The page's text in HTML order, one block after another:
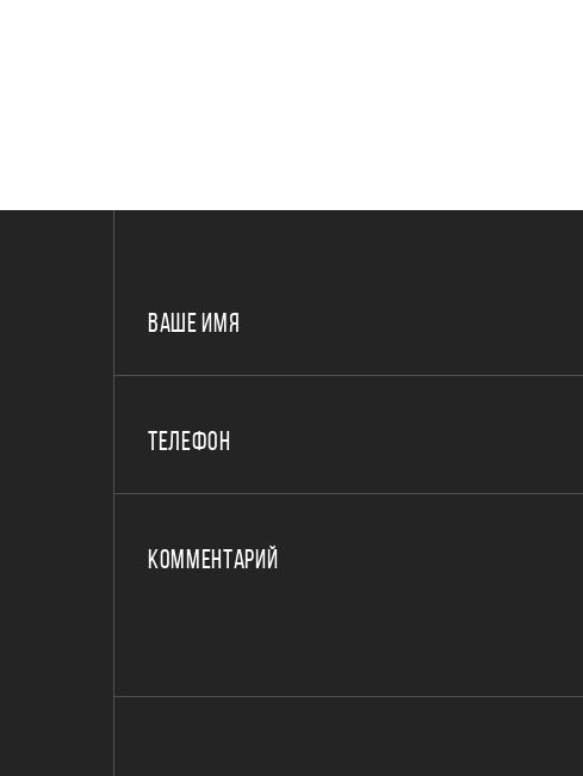
ВАШЕ ИМЯ
ТЕЛЕФОН
КОММЕНТАРИЙ